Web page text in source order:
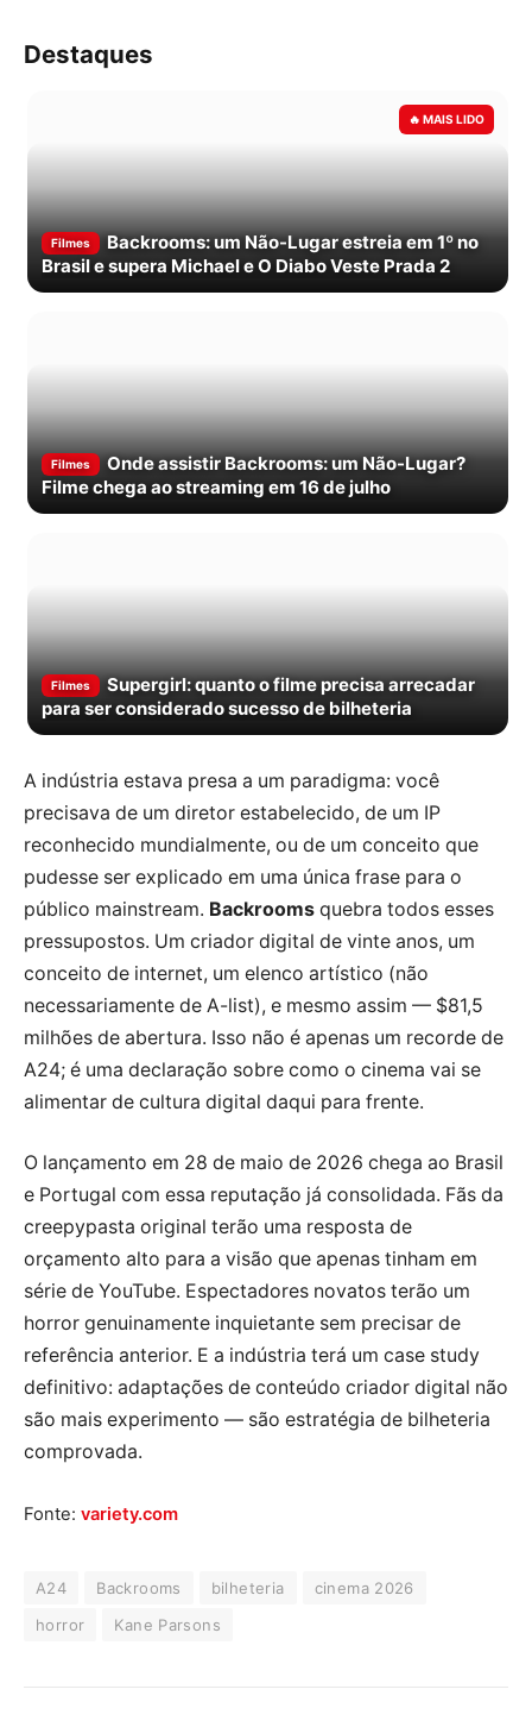
Destaques
Filmes
Backrooms: um Não-Lugar estreia em 1º no
Brasil e supera Michael e O Diabo Veste Prada 2
Filmes
Onde assistir Backrooms: um Não-Lugar?
Filme chega ao streaming em 16 de julho
Filmes
Supergirl: quanto o filme precisa arrecadar
para ser considerado sucesso de bilheteria
A indústria estava presa a um paradigma: você
precisava de um diretor estabelecido, de um IP
reconhecido mundialmente, ou de um conceito que
pudesse ser explicado em uma única frase para o
público mainstream. Backrooms quebra todos esses
pressupostos. Um criador digital de vinte anos, um
conceito de internet, um elenco artístico (não
necessariamente de A-list), e mesmo assim — $81,5
milhões de abertura. Isso não é apenas um recorde de
A24; é uma declaração sobre como o cinema vai se
alimentar de cultura digital daqui para frente.
O lançamento em 28 de maio de 2026 chega ao Brasil
e Portugal com essa reputação já consolidada. Fãs da
creepypasta original terão uma resposta de
orçamento alto para a visão que apenas tinham em
série de YouTube. Espectadores novatos terão um
horror genuinamente inquietante sem precisar de
referência anterior. E a indústria terá um case study
definitivo: adaptações de conteúdo criador digital não
são mais experimento — são estratégia de bilheteria
comprovada.
Fonte: variety.com
A24 Backrooms bilheteria
cinema 2026
horror
Kane Parsons